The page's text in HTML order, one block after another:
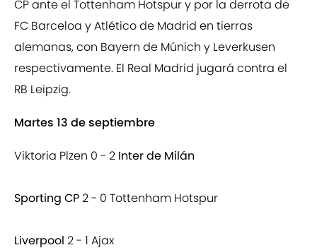
CP ante el Tottenham Hotspur y por la derrota de
FC Barceloa y Atlético de Madrid en tierras
alemanas, con Bayern de Múnich y Leverkusen
respectivamente. El Real Madrid jugará contra el
RB Leipzig.
Martes 13 de septiembre
Viktoria Plzen 0 - 2 Inter de Milán
Sporting CP2 - 0 Tottenham Hotspur
Liverpool 2 - 1 Ajax